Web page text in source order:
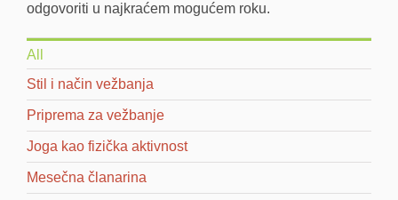
odgovoriti u najkraćem mogućem roku.
All
Stil i način vežbanja
Priprema za vežbanje
Joga kao fizička aktivnost
Mesečna članarina